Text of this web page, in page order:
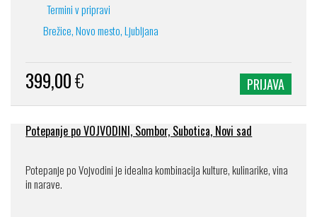
Termini v pripravi
Brežice, Novo mesto, Ljubljana
399,00€ PRIJAVA
Potepanje po VOJVODINI, Sombor, Subotica, Novi sad
Potepanje po Vojvodini je idealna kombinacija kulture, kulinarike, vina
in narave.